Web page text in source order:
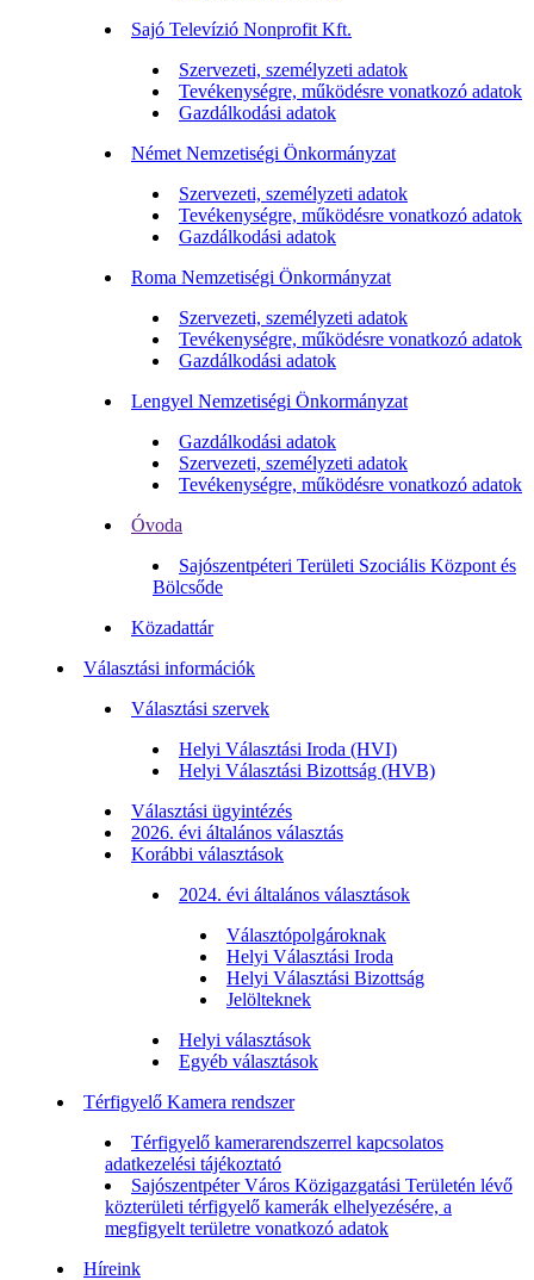
Sajó Televízió Nonprofit Kft.
Szervezeti, személyzeti adatok
Tevékenységre, működésre vonatkozó adatok
Gazdálkodási adatok
Német Nemzetiségi Önkormányzat
Szervezeti, személyzeti adatok
Tevékenységre, működésre vonatkozó adatok
Gazdálkodási adatok
Roma Nemzetiségi Önkormányzat
Szervezeti, személyzeti adatok
Tevékenységre, működésre vonatkozó adatok
Gazdálkodási adatok
Lengyel Nemzetiségi Önkormányzat
Gazdálkodási adatok
Szervezeti, személyzeti adatok
Tevékenységre, működésre vonatkozó adatok
Óvoda
Sajószentpéteri Területi Szociális Központ és
Bölcsőde
Közadattár
Választási információk
Választási szervek
Helyi Választási Iroda (HVI)
Helyi Választási Bizottság (HVB)
Választási ügyintézés
2026. évi általános választás
Korábbi választások
2024. évi általános választások
Választópolgároknak
Helyi Választási Iroda
Helyi Választási Bizottság
Jelölteknek
Helyi választások
Egyéb választások
Térfigyelő Kamera rendszer
Térfigyelő kamerarendszerrel kapcsolatos
adatkezelési tájékoztató
Sajószentpéter Város Közigazgatási Területén lévő
közterületi térfigyelő kamerák elhelyezésére, a
megfigyelt területre vonatkozó adatok
Híreink